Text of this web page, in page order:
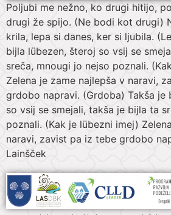
Poljubi me nežno, ko drugi hitijo,
drugi že spijo. (Ne bodi kot drugi)
krila, lepa si danes, ker si ljubila.
bijla lübezen, šteroj so vsij se
sreča, mnougi jo nejso poznali.
Zelena je zame najlepša v naravi,
grdobo napravi. (Grdoba) Takša je
so vsij se smejali, takša je bijla ta
poznali. (Kak je lübezni imej)
naravi, zavist pa iz tebe grdobo
Lainšček